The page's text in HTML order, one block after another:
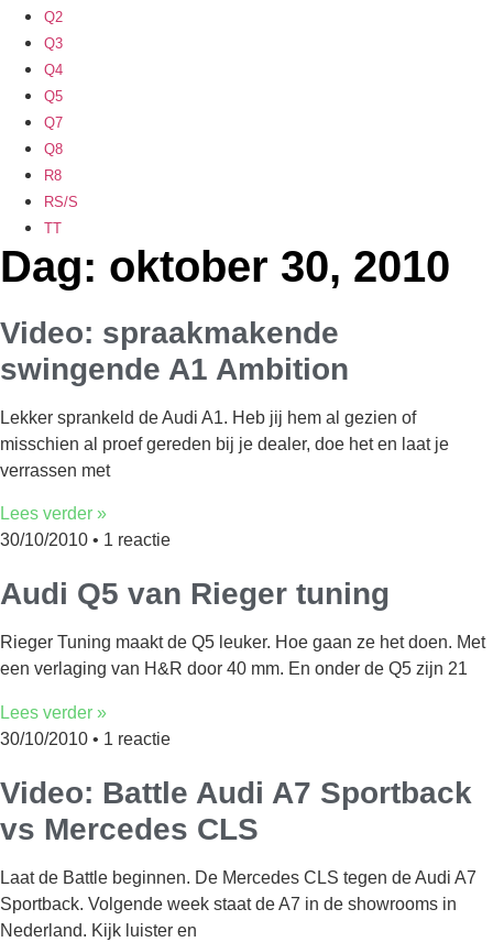
Q2
Q3
Q4
Q5
Q7
Q8
R8
RS/S
TT
Dag: oktober 30, 2010
Video: spraakmakende
swingende A1 Ambition
Lekker sprankeld de Audi A1. Heb jij hem al gezien of
misschien al proef gereden bij je dealer, doe het en laat je
verrassen met
Lees verder »
30/10/2010
1 reactie
Audi Q5 van Rieger tuning
Rieger Tuning maakt de Q5 leuker. Hoe gaan ze het doen. Met
een verlaging van H&R door 40 mm. En onder de Q5 zijn 21
Lees verder »
30/10/2010
1 reactie
Video: Battle Audi A7 Sportback
vs Mercedes CLS
Laat de Battle beginnen. De Mercedes CLS tegen de Audi A7
Sportback. Volgende week staat de A7 in de showrooms in
Nederland. Kijk luister en